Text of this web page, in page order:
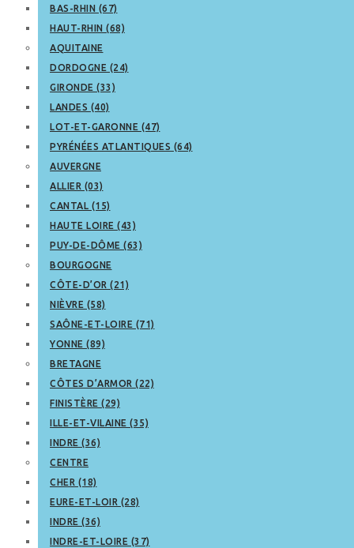
BAS-RHIN (67)
HAUT-RHIN (68)
AQUITAINE
DORDOGNE (24)
GIRONDE (33)
LANDES (40)
LOT-ET-GARONNE (47)
PYRÉNÉES ATLANTIQUES (64)
AUVERGNE
ALLIER (03)
CANTAL (15)
HAUTE LOIRE (43)
PUY-DE-DÔME (63)
BOURGOGNE
CÔTE-D’OR (21)
NIÈVRE (58)
SAÔNE-ET-LOIRE (71)
YONNE (89)
BRETAGNE
CÔTES D’ARMOR (22)
FINISTÈRE (29)
ILLE-ET-VILAINE (35)
INDRE (36)
CENTRE
CHER (18)
EURE-ET-LOIR (28)
INDRE (36)
INDRE-ET-LOIRE (37)